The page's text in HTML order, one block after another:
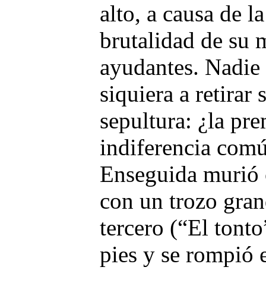
alto, a causa de
brutalidad de su
ayudantes.
siquiera a retirar
sepultura: ¿la
indiferencia
Enseguida murió
con un trozo
tercero (“El
pies y se rompió